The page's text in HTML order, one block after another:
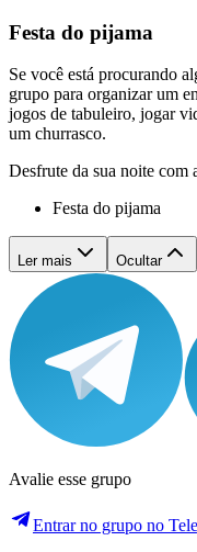
Festa do pijama
Se você está procurando
grupo para organizar um
jogos de tabuleiro, jogar
um churrasco.
Desfrute da sua noite com
Festa do pijama
Ler mais Ocultar
Avalie esse grupo
Entrar no grupo no